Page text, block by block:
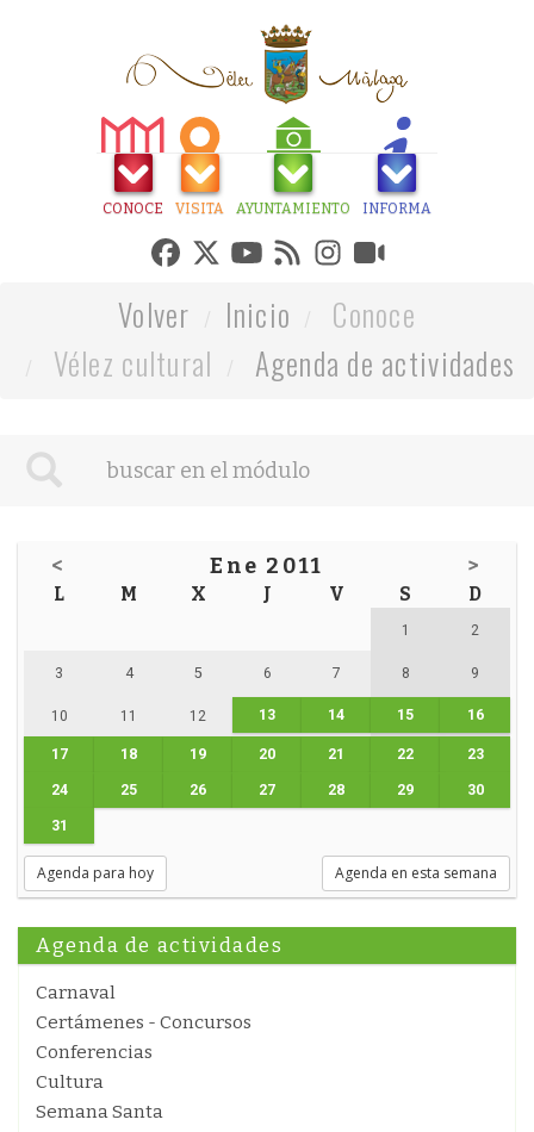
CONOCE VISITA AYUNTAMIENTO INFORMA
Volver Inicio
Conoce
Vélez cultural
Agenda de actividades
< Ene 2011 >
L M X J V S D
1 2
3 4 5 6 7 8 9
10 11 12 13 14 15 16
17 18 19 20 21 22 23
24 25 26 27 28 29 30
31
Agenda para hoy Agenda en esta semana
Agenda de actividades
Carnaval
Certámenes - Concursos
Conferencias
Cultura
Semana Santa